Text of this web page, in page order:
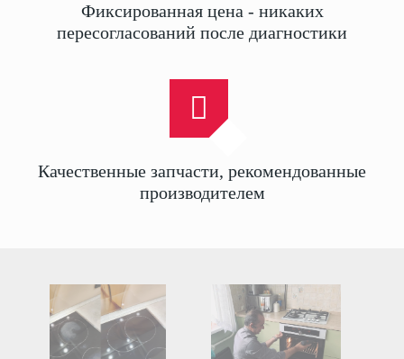
Фиксированная цена - никаких
пересогласований после диагностики
Качественные запчасти, рекомендованные
производителем